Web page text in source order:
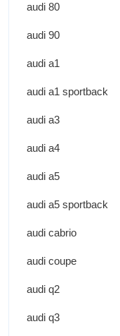
audi 80
audi 90
audi a1
audi a1 sportback
audi a3
audi a4
audi a5
audi a5 sportback
audi cabrio
audi coupe
audi q2
audi q3